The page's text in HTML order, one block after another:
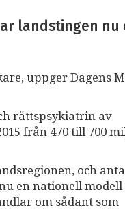
landstingen
uppger Dagens
rättspsykiatrin av
från 470 till 700
och
en nationell modell
om sådant som